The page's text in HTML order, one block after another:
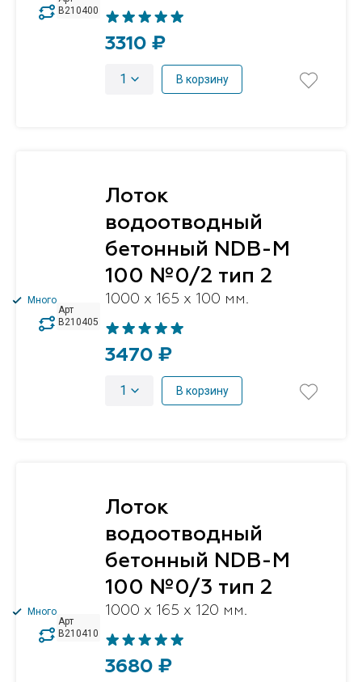
B210400
3310 ₽
1 В корзину
Арт
B210405
Много
Лоток
водоотводный
бетонный NDB-M
100 №0/2 тип 2
1000 x 165 x 100 мм.
3470 ₽
1 В корзину
Арт
B210410
Много
Лоток
водоотводный
бетонный NDB-M
100 №0/3 тип 2
1000 x 165 x 120 мм.
3680 ₽